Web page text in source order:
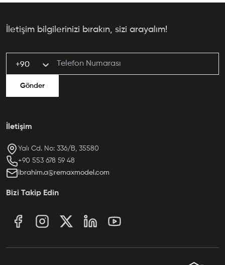
İletişim bilgilerinizi bırakın, sizi arayalım!
+90
Gönder
İletişim
Yalı Cd. No: 336/B, 35580
ibrahim.a@remaxmodel.com
Bizi Takip Edin